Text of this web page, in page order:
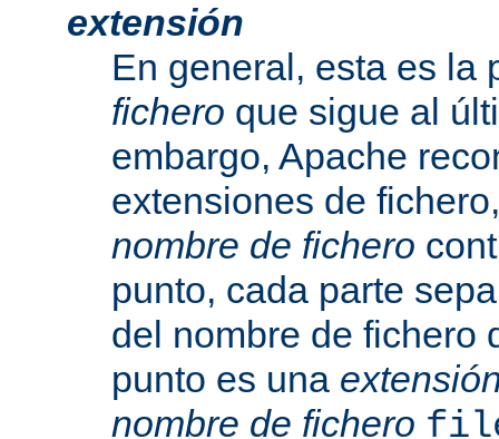
extensión
En general, esta es la
fichero que sigue al
embargo, Apache
extensiones de
nombre de fichero
punto, cada parte
del nombre de fichero
punto es una
nombre de fichero